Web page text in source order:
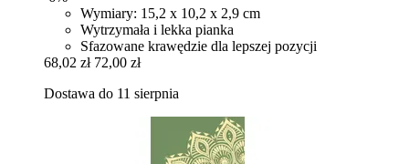
Wymiary: 15,2 x 10,2 x 2,9 cm
Wytrzymała i lekka pianka
Sfazowane krawędzie dla lepszej pozycji
68,02 zł 72,00 zł
Dostawa do 11 sierpnia